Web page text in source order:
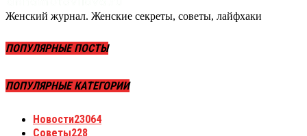
Женский журнал. Женские секреты, советы, лайфхаки
ПОПУЛЯРНЫЕ ПОСТЫ
ПОПУЛЯРНЫЕ КАТЕГОРИИ
Новости23064
Советы228